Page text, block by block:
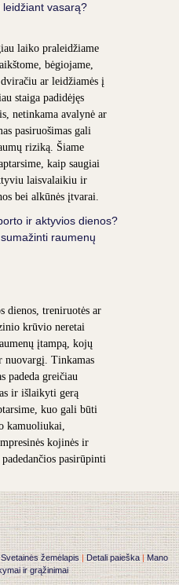
vasarą?
laiko praleidžiame
bėgiojame,
ar leidžiamės į
staiga padidėjęs
netinkama avalynė ar
pasiruošimas gali
riziką. Šiame
kaip saugiai
laisvalaikiu ir
bei alkūnės įtvarai.
ir aktyvios dienos?
raumenų
dienos, treniruotės ar
krūvio neretai
įtampą, kojų
nuovargį. Tinkamas
padeda greičiau
ir išlaikyti gerą
kuo gali būti
kamuoliukai,
kojinės ir
pasirūpinti
Svetainės žemėlapis|Detali paieška|Mano
ir grąžinimai